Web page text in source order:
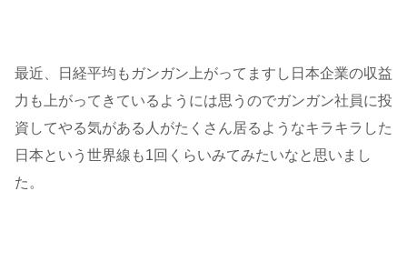
最近、日経平均もガンガン上がってますし日本企業の収益
力も上がってきているようには思うのでガンガン社員に投
資してやる気がある人がたくさん居るようなキラキラした
日本という世界線も1回くらいみてみたいなと思いまし
た。